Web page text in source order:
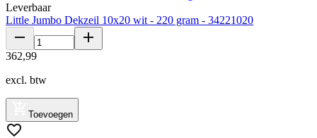
Leverbaar
Little Jumbo Dekzeil 10x20 wit - 220 gram - 34221020
362,99
excl. btw
Toevoegen